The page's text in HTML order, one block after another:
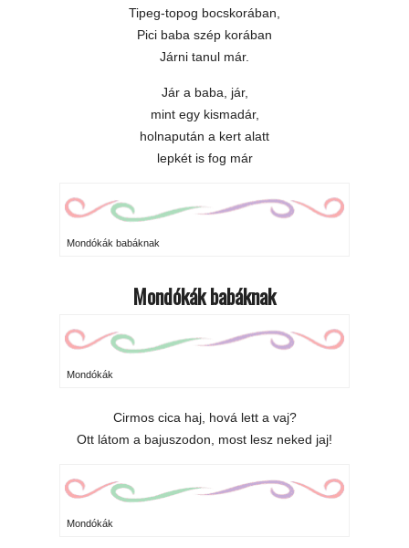
Tipeg-topog bocskorában,
Pici baba szép korában
Járni tanul már.
Jár a baba, jár,
mint egy kismadár,
holnapután a kert alatt
lepkét is fog már
Mondókák babáknak
Mondókák babáknak
Mondókák
Cirmos cica haj, hová lett a vaj?
Ott látom a bajuszodon, most lesz neked jaj!
Mondókák